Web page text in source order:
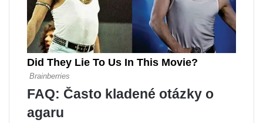
FAQ: Často kladené otázky o
agaru